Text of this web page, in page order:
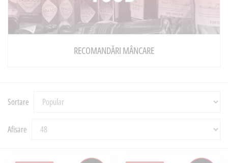
RECOMANDĂRI MÂNCARE
Sortare
Afisare